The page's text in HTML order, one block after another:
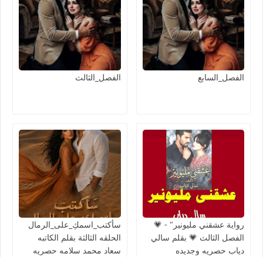
الفصل_السابع الفصل_الثالث
رواية عشقني مليونير" - 💗
الفصل الثالث 💗 بقلم سالي
دياب حصريه وجديده
سأكتب_اسمكِ_على_الرمال
الحلقه الثالثة بقلم الكاتبه
سعاد محمد سلامه حصريه